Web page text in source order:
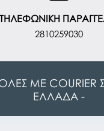
ΤΗΛΕΦΩΝΙΚΗ
2810259030
ΜΕ COURIER
ΕΛΛΑΔΑ -